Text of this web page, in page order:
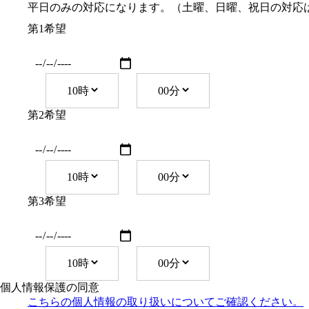
平日のみの対応になります。（土曜、日曜、祝日の対応
第1希望
第2希望
第3希望
個人情報保護の同意
こちらの個人情報の取り扱いについてご確認ください。